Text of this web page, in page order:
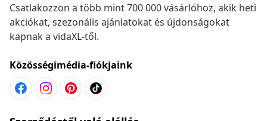
Csatlakozzon a több mint 700 000 vásárlóhoz, akik heti
akciókat, szezonális ajánlatokat és újdonságokat
kapnak a vidaXL-től.
Közösségimédia-fiókjaink